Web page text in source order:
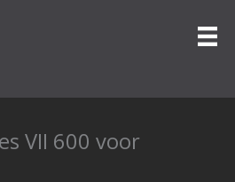
VII 600 voor